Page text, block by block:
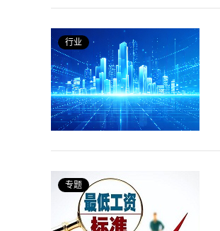
行业
专题
2026年1/2月刊